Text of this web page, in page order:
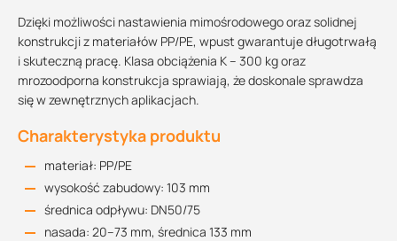
Dzięki możliwości nastawienia mimośrodowego oraz solidnej
konstrukcji z materiałów PP/PE, wpust gwarantuje długotrwałą
i skuteczną pracę. Klasa obciążenia K – 300 kg oraz
mrozoodporna konstrukcja sprawiają, że doskonale sprawdza
się w zewnętrznych aplikacjach.
Charakterystyka produktu
materiał: PP/PE
wysokość zabudowy: 103 mm
średnica odpływu: DN50/75
nasada: 20–73 mm, średnica 133 mm